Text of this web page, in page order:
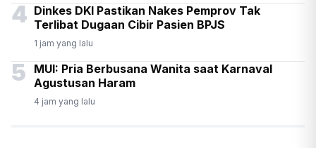
4 Dinkes DKI Pastikan Nakes Pemprov Tak
Terlibat Dugaan Cibir Pasien BPJS
1 jam yang lalu
5
MUI: Pria Berbusana Wanita saat Karnaval
Agustusan Haram
4 jam yang lalu